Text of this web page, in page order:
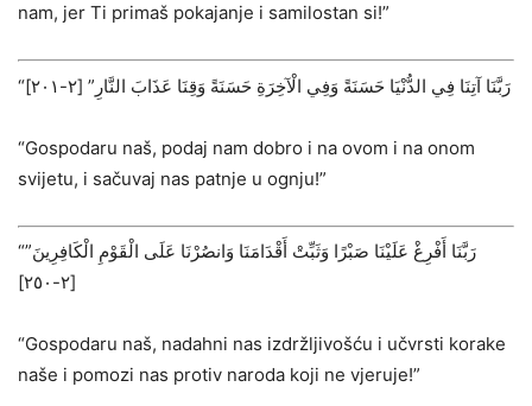
nam, jer Ti primaš pokajanje i samilostan si!”
“رَبَّنَا آتِنَا فِي الدُّنْيَا حَسَنَةً وَفِي الْآخِرَةِ حَسَنَةً وَقِنَا عَذَابَ النَّارِ” ‌[٢-٢٠١]
“Gospodaru naš, podaj nam dobro i na ovom i na onom
svijetu, i sačuvaj nas patnje u ognju!”
“رَبَّنَا أَفْرِغْ عَلَيْنَا صَبْرًا وَثَبِّتْ أَقْدَامَنَا وَانصُرْنَا عَلَى الْقَوْمِ الْكَافِرِينَ”
‌[٢-٢٥٠]
“Gospodaru naš, nadahni nas izdržljivošću i učvrsti korake
naše i pomozi nas protiv naroda koji ne vjeruje!”